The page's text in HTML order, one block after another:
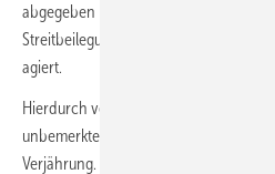
abgegeben hat, dass er nur im Hinblick
Streitbeilegung freiwillig und ohne
agiert.
Hierdurch vermeidet der Handwerker
unbemerkte – Einwirkung auf die
Verjährung. Ansonsten folgt leider der